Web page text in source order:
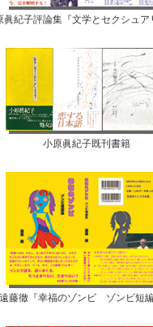
眞紀子評論集『文学とセクシュア
小原眞紀子既刊書籍
遠藤徹『幸福のゾンビ ゾンビ短編